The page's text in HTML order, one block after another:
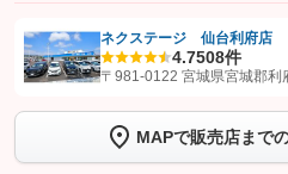
【STEP1】認証画面でグーネットを友だ
トーク画面で
ボタンをタッ
完了してください。
ネクステージ 仙台利府店
4.7508件
〒981-0122 宮城県宮城郡利
MAPで販売店まで